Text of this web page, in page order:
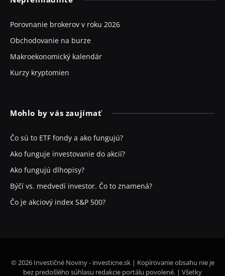
Porovnanie brokerov v roku 2026
Obchodovanie na burze
Makroekonomický kalendár
Kurzy kryptomien
Mohlo by vás zaujímať
Čo sú to ETF fondy a ako fungujú?
Ako funguje investovanie do akcií?
Ako fungujú dlhopisy?
Býčí vs. medvedí investor. Čo to znamená?
Čo je akciový index S&P 500?
© 2026 Investičné Noviny - investicne.sk | Kopírovanie obsahu nie je
bez predošlého súhlasu redakcie portálu povolené. | Všetky